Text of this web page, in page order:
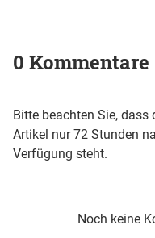
0 Kommentare
Bitte beachten Sie,
Artikel nur 72 Stunden
Verfügung steht.
Noch keine